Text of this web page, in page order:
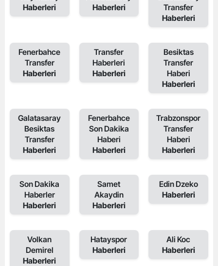
Haberleri
Haberleri
Transfer
Haberleri
Fenerbahce
Transfer
Haberleri
Transfer
Haberleri
Haberleri
Besiktas
Transfer
Haberi
Haberleri
Galatasaray
Besiktas
Transfer
Haberleri
Fenerbahce
Son Dakika
Haberi
Haberleri
Trabzonspor
Transfer
Haberi
Haberleri
Son Dakika
Haberler
Haberleri
Samet
Akaydin
Haberleri
Edin Dzeko
Haberleri
Volkan
Demirel
Haberleri
Hatayspor
Haberleri
Ali Koc
Haberleri